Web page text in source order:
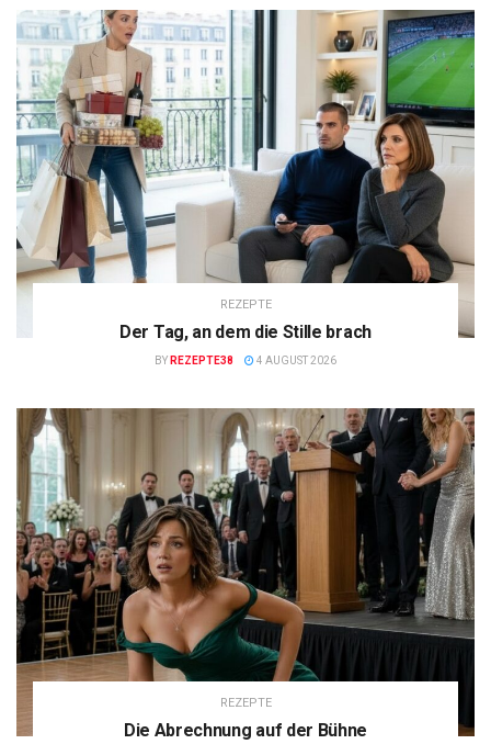
REZEPTE
Der Tag, an dem die Stille brach
BY REZEPTE38 4 AUGUST 2026
REZEPTE
Die Abrechnung auf der Bühne